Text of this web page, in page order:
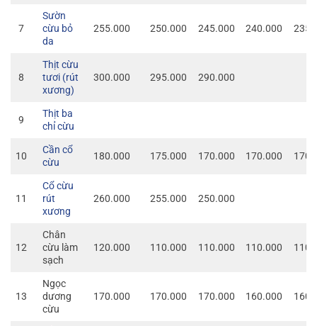
7
Sườn
cừu bỏ
da
255.000 250.000 245.000 240.000
8
Thịt cừu
tươi (rút
xương)
300.000 295.000 290.000
9
Thịt ba
chỉ cừu
10
Cần cổ
cừu
180.000 175.000 170.000 170.000
11
Cổ cừu
rút
xương
260.000 255.000 250.000
12
Chân
cừu làm
sạch
120.000 110.000 110.000 110.000
13
Ngọc
dương
cừu
170.000 170.000 170.000 160.000